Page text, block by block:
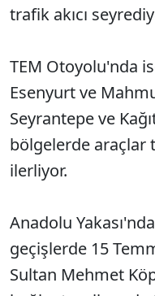
trafik akıcı
TEM Otoyolu'nda
Esenyurt ve
Seyrantepe ve
bölgelerde araçlar
ilerliyor.
Anadolu
geçişlerde 15
Sultan Mehmet